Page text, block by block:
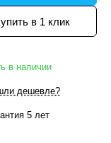
в 1 клик
в наличии
дешевле?
5 лет